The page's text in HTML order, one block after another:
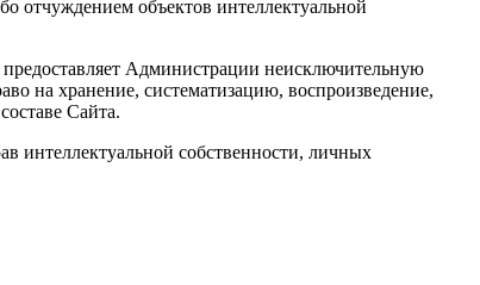
отчуждением объектов интеллектуальной
Администрации неисключительную
на хранение, систематизацию, воспроизведение,
Сайта.
интеллектуальной собственности, личных